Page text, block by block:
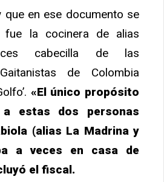
que en ese documento se
la cocinera de alias
cabecilla de las
de Colombia
«El único propósito
estas dos personas
(alias La Madrina y
a veces en casa de
el fiscal.